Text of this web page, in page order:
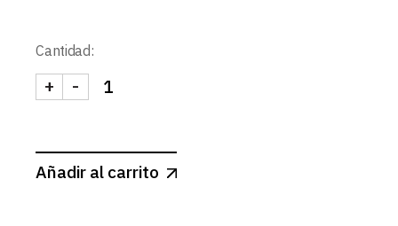
Cantidad:
KIT SUSPENSION CIRCULO PARA PERFIL SF-07-
-
+
Añadir al carrito